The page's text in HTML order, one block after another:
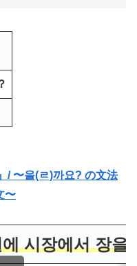
/ 〜을(ㄹ)까요? の文法
〜
시장에서 장을